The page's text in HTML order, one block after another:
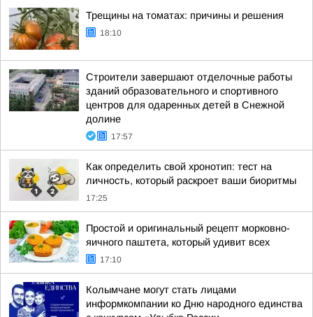
Трещины на томатах: причины и решения
18:10
Строители завершают отделочные работы
зданий образовательного и спортивного
центров для одаренных детей в Снежной
долине
17:57
Как определить свой хронотип: тест на
личность, который раскроет ваши биоритмы
17:25
Простой и оригинальный рецепт морковно-
яичного паштета, который удивит всех
17:10
Колымчане могут стать лицами
информкомпании ко Дню народного единства